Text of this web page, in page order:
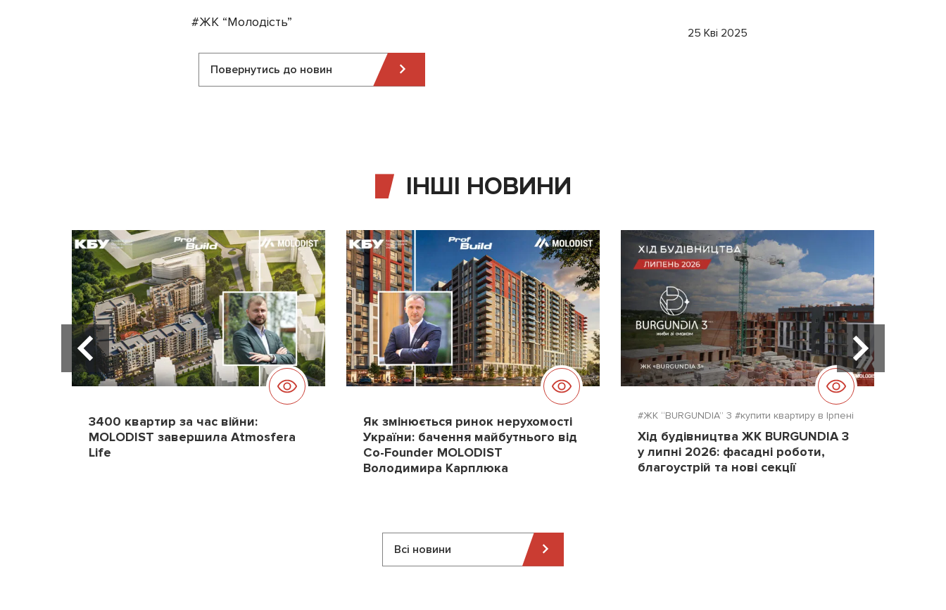
#ЖК “Молодість”
25 Кві 2025
Повернутись до новин
ІНШІ НОВИНИ
3400 квартир за час війни:
MOLODIST завершила Atmosfera
Life
Як змінюється ринок нерухомості
України: бачення майбутнього від
Co-Founder MOLODIST
Володимира Карплюка
#ЖК “BURGUNDIA” 3 #купити квартиру в Ірпені
Хід будівництва ЖК BURGUNDIA 3
у липні 2026: фасадні роботи,
благоустрій та нові секції
Всі новини